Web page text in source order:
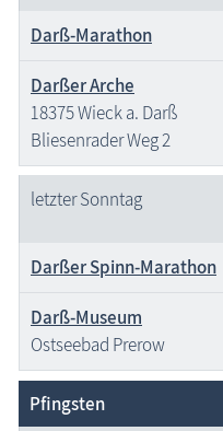
Darß-Marathon
Darßer Arche
18375 Wieck a. Darß
Bliesenrader Weg 2
letzter Sonntag
Darßer Spinn-Marathon
Darß-Museum
Ostseebad Prerow
Pfingsten